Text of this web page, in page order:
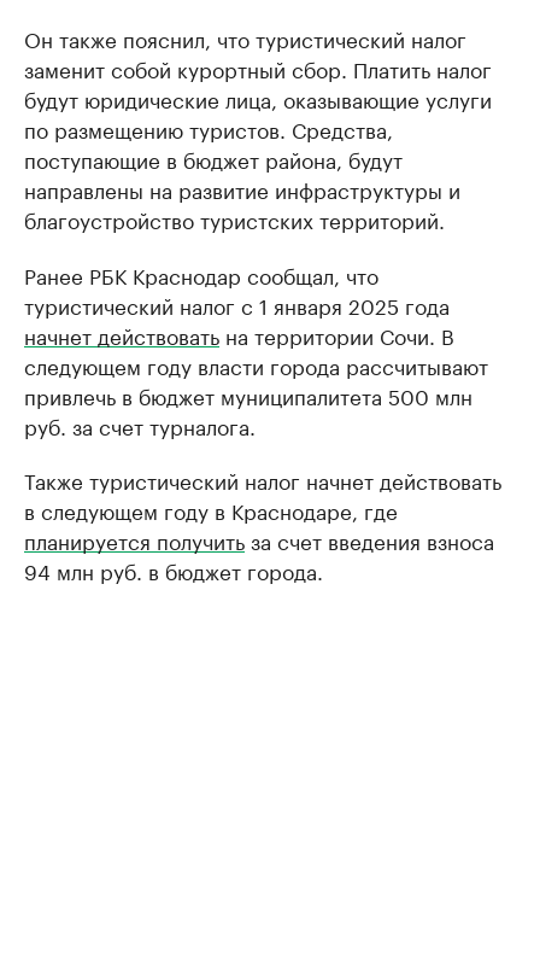
Он также пояснил, что туристический налог
заменит собой курортный сбор. Платить налог
будут юридические лица, оказывающие услуги
по размещению туристов. Средства,
поступающие в бюджет района, будут
направлены на развитие инфраструктуры и
благоустройство туристских территорий.
Ранее РБК Краснодар сообщал, что
туристический налог с 1 января 2025 года
начнет действовать на территории Сочи. В
следующем году власти города рассчитывают
привлечь в бюджет муниципалитета 500 млн
руб. за счет турналога.
Также туристический налог начнет действовать
в следующем году в Краснодаре, где
планируется получитьза счет введения взноса
94 млн руб. в бюджет города.